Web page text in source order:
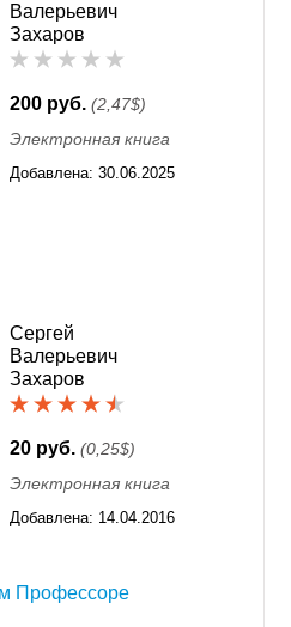
Валерьевич
Захаров
200 руб. (2,47$)
Электронная книга
Добавлена: 30.06.2025
Сергей
Валерьевич
Захаров
20 руб. (0,25$)
Электронная книга
Добавлена: 14.04.2016
Профессоре